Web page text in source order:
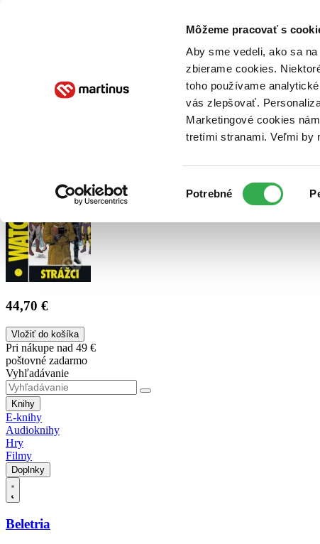
Môžeme pracovať s
Aby sme vedeli, ako sa
zbierame cookies.
toho používame
vás zlepšovať.
Marketingové cookies
tretími stranami. Veľmi by
súhlasu
Potrebné
Poukážky Kontakt
44,70 €
Vložiť do košíka
Pri nákupe nad 49 €
poštovné zadarmo
Vyhľadávanie
Knihy
E-knihy
Audioknihy
Hry
Filmy
Doplnky
Beletria